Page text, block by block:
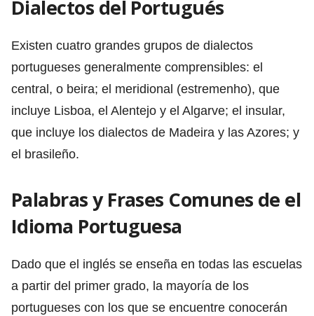
Dialectos del Portugués
Existen cuatro grandes grupos de dialectos
portugueses generalmente comprensibles: el
central, o beira; el meridional (estremenho), que
incluye Lisboa, el Alentejo y el Algarve; el insular,
que incluye los dialectos de Madeira y las Azores; y
el brasileño.
Palabras y Frases Comunes de el
Idioma Portuguesa
Dado que el inglés se enseña en todas las escuelas
a partir del primer grado, la mayoría de los
portugueses con los que se encuentre conocerán